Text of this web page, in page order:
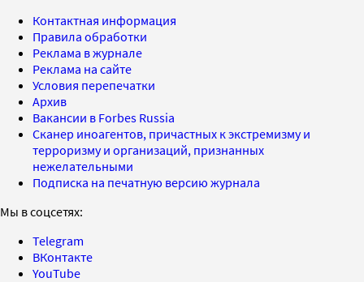
Контактная информация
Правила обработки
Реклама в журнале
Реклама на сайте
Условия перепечатки
Архив
Вакансии в Forbes Russia
Сканер иноагентов, причастных к экстремизму и
терроризму и организаций, признанных
нежелательными
Подписка на печатную версию журнала
Мы в соцсетях:
Telegram
ВКонтакте
YouTube